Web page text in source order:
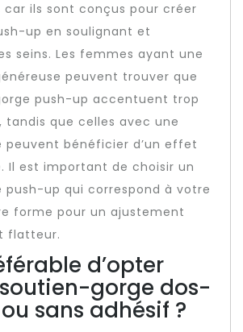
car ils sont conçus pour créer
up en soulignant et
seins. Les femmes ayant une
peuvent trouver que
push-up accentuent trop
tandis que celles avec une
bénéficier d’un effet
Il est important de choisir un
up qui correspond à votre
forme pour un ajustement
flatteur.
d’opter
gorge dos-
sans adhésif ?